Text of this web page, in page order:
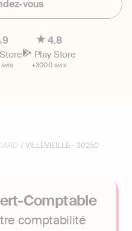
vous
4.8
Play Store
+3000 avis
/ VILLEVIEILLE - 30250
Comptable
comptabilité